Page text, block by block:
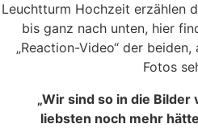
Leuchtturm Hochzeit erzählen
bis ganz nach unten, hier
„Reaction-Video“ der
Fotos
„Wir sind so in die
liebsten noch mehr